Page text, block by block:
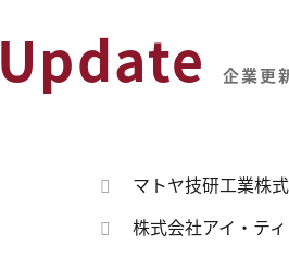
Update 企業更
マトヤ技研工業株
株式会社アイ・テ